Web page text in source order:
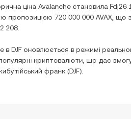
ціна Avalanche становила Fdj26
пропозицією 720 000 000 AVAX , що
208
в DJF оновлюється в режимі
популярні криптовалюти, що дає
франк (DJF).